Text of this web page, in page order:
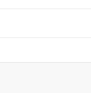
Appartements de Vacances à
Appartements de Vacances à